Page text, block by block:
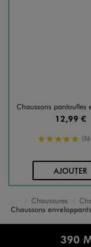
Chaussons pantoufles en velours imprimé
12,99 €
5/5 de
AJOUTER
Accueil
Garçon
Chaussures
Chaussons
390